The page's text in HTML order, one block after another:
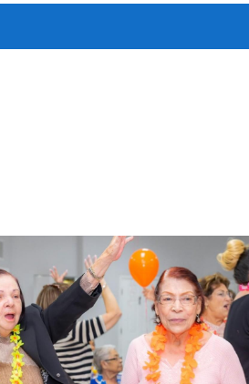
sus gastos esenciales le
trabajan), deciden alquilar un
les queda un margen cómodo para